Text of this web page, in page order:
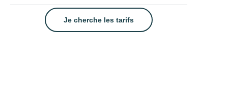
Je cherche les tarifs